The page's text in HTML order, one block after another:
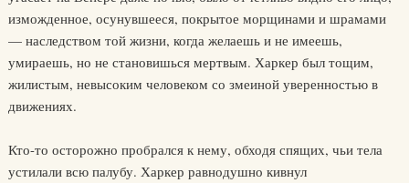
изможденное, осунувшееся, покрытое морщинами и шрамами
— наследством той жизни, когда желаешь и не имеешь,
умираешь, но не становишься мертвым. Харкер был тощим,
жилистым, невысоким человеком со змеиной уверенностью в
движениях.
Кто-то осторожно пробрался к нему, обходя спящих, чьи тела
устилали всю палубу. Харкер равнодушно кивнул